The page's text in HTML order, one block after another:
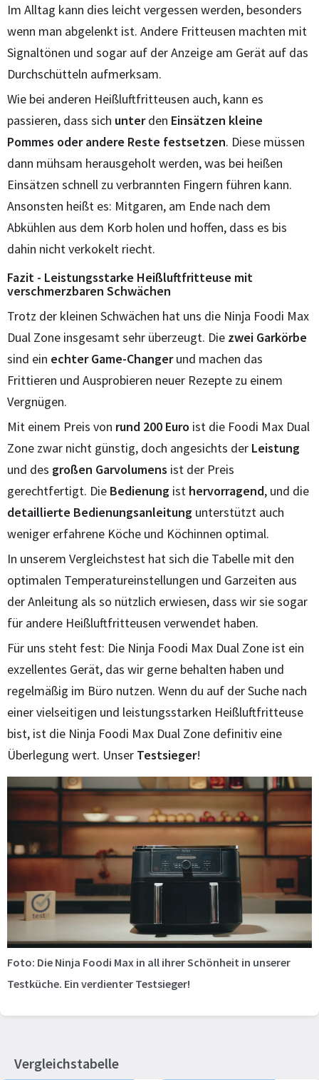
Im Alltag kann dies leicht vergessen werden, besonders
wenn man abgelenkt ist. Andere Fritteusen machten mit
Signaltönen und sogar auf der Anzeige am Gerät auf das
Durchschütteln aufmerksam.
Wie bei anderen Heißluftfritteusen auch, kann es
passieren, dass sich unterden Einsätzen kleine
Pommes oder andere Reste festsetzen. Diese müssen
dann mühsam herausgeholt werden, was bei heißen
Einsätzen schnell zu verbrannten Fingern führen kann.
Ansonsten heißt es: Mitgaren, am Ende nach dem
Abkühlen aus dem Korb holen und hoffen, dass es bis
dahin nicht verkokelt riecht.
Fazit - Leistungsstarke Heißluftfritteuse mit
verschmerzbaren Schwächen
Trotz der kleinen Schwächen hat uns die Ninja Foodi Max
Dual Zone insgesamt sehr überzeugt. Die zwei Garkörbe
sind ein echter Game-Changerund machen das
Frittieren und Ausprobieren neuer Rezepte zu einem
Vergnügen.
Mit einem Preis von rund 200 Euro ist die Foodi Max Dual
Zone zwar nicht günstig, doch angesichts der Leistung
und des großen Garvolumens ist der Preis
gerechtfertigt. Die Bedienung ist hervorragend, und die
detaillierte Bedienungsanleitung unterstützt auch
weniger erfahrene Köche und Köchinnen optimal.
In unserem Vergleichstest hat sich die Tabelle mit den
optimalen Temperatureinstellungen und Garzeiten aus
der Anleitung als so nützlich erwiesen, dass wir sie sogar
für andere Heißluftfritteusen verwendet haben.
Für uns steht fest: Die Ninja Foodi Max Dual Zone ist ein
exzellentes Gerät, das wir gerne behalten haben und
regelmäßig im Büro nutzen. Wenn du auf der Suche nach
einer vielseitigen und leistungsstarken Heißluftfritteuse
bist, ist die Ninja Foodi Max Dual Zone definitiv eine
Überlegung wert. Unser Testsieger!
Foto: Die Ninja Foodi Max in all ihrer Schönheit in unserer
Testküche. Ein verdienter Testsieger!
Vergleichstabelle